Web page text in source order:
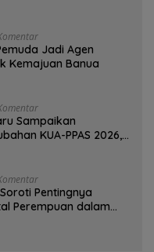
Jadi Agen
Kemajuan Banua
Sampaikan
KUA-PPAS 2026,
Pentingnya
Perempuan dalam